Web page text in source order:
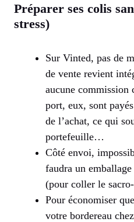
Préparer ses colis
stress)
Sur Vinted, pas de
de vente revient
aucune commission
port, eux, sont
de l’achat, ce qui
portefeuille…
Côté envoi,
faudra un
(pour coller le
Pour économiser
votre bordereau